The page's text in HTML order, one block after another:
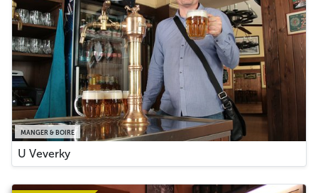
MANGER & BOIRE
U Veverky